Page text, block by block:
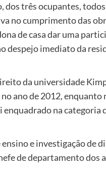
dos três ocupantes,
no cumprimento das
de casa dar uma
despejo imediato da
da universidade
ano de 2012, enquanto
na categoria
e investigação de
de departamento dos